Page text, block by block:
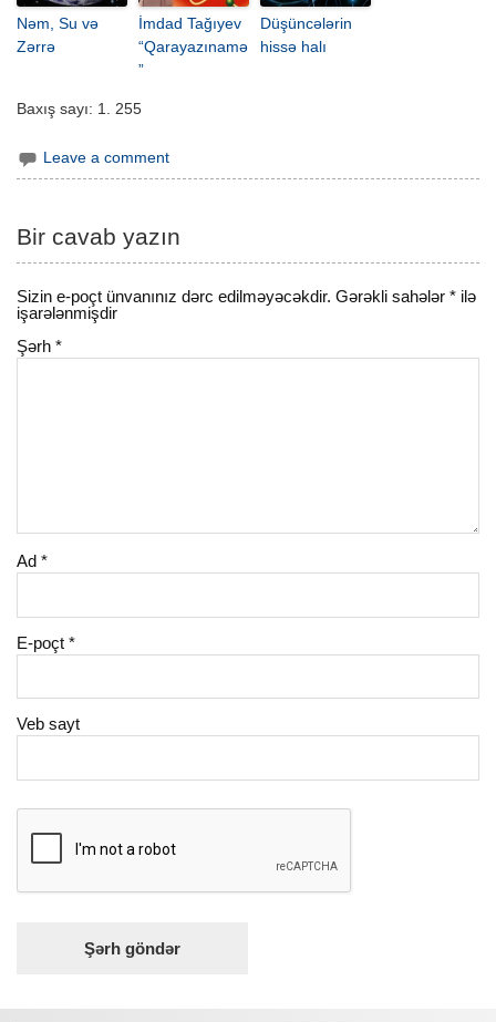
Nəm, Su və
Zərrə
İmdad Tağıyev
“Qarayazınamə
”
Düşüncələrin
hissə halı
Baxış sayı: 1. 255
Leave a comment
Bir cavab yazın
Sizin e-poçt ünvanınız dərc edilməyəcəkdir. Gərəkli sahələr* ilə
işarələnmişdir
Şərh*
Ad*
E-poçt*
Veb sayt